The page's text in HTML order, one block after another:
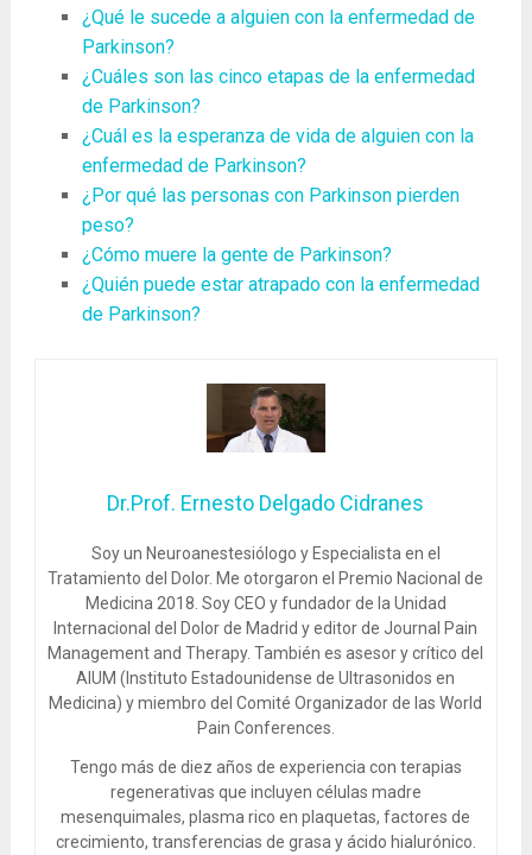
¿Qué le sucede a alguien con la enfermedad de
Parkinson?
¿Cuáles son las cinco etapas de la enfermedad
de Parkinson?
¿Cuál es la esperanza de vida de alguien con la
enfermedad de Parkinson?
¿Por qué las personas con Parkinson pierden
peso?
¿Cómo muere la gente de Parkinson?
¿Quién puede estar atrapado con la enfermedad
de Parkinson?
Dr.Prof. Ernesto Delgado Cidranes
Soy un Neuroanestesiólogo y Especialista en el
Tratamiento del Dolor. Me otorgaron el Premio Nacional de
Medicina 2018. Soy CEO y fundador de la Unidad
Internacional del Dolor de Madrid y editor de Journal Pain
Management and Therapy. También es asesor y crítico del
AIUM (Instituto Estadounidense de Ultrasonidos en
Medicina) y miembro del Comité Organizador de las World
Pain Conferences.
Tengo más de diez años de experiencia con terapias
regenerativas que incluyen células madre
mesenquimales, plasma rico en plaquetas, factores de
crecimiento, transferencias de grasa y ácido hialurónico.